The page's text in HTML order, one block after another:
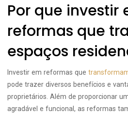
Por que investir
reformas que
espaços
Investir em reformas que
pode trazer diversos benefícios e
proprietários. Além de proporcionar
agradável e funcional, as reformas